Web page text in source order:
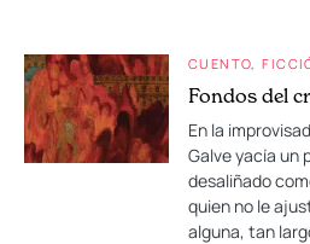
CUENTO
Fondos del
En la
Galve yacía un
desaliñado
quien no le
alguna, tan